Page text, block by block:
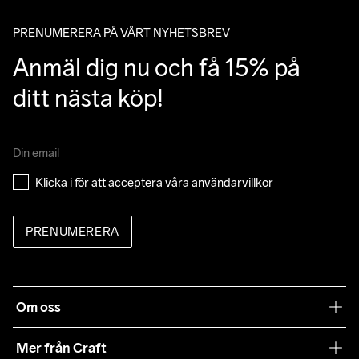
PRENUMERERA PÅ VÅRT NYHETSBREV
Anmäl dig nu och få 15% på
ditt nästa köp!
Klicka i för att acceptera våra användarvillkor
PRENUMERERA
Om oss
Mer från Craft